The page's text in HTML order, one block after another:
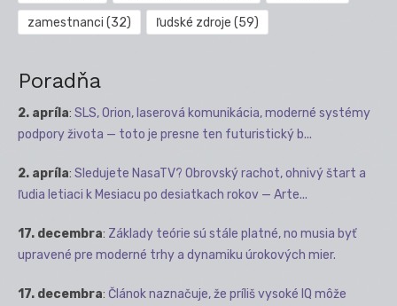
zamestnanci (32) ľudské zdroje (59)
Poradňa
2. apríla: SLS, Orion, laserová komunikácia, moderné systémy
podpory života — toto je presne ten futuristický b...
2. apríla: Sledujete NasaTV? Obrovský rachot, ohnivý štart a
ľudia letiaci k Mesiacu po desiatkach rokov — Arte...
17. decembra: Základy teórie sú stále platné, no musia byť
upravené pre moderné trhy a dynamiku úrokových mier.
17. decembra: Článok naznačuje, že príliš vysoké IQ môže